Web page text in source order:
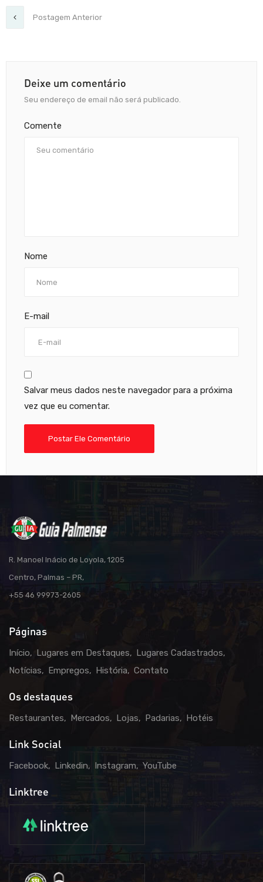
Postagem Anterior
Deixe um comentário
Seu endereço de email não será publicado.
Comente
Nome
E-mail
Salvar meus dados neste navegador para a próxima
vez que eu comentar.
R. Manoel Inácio de Loyola, 1205
Centro, Palmas – PR,
+55 46 99973-2605
Páginas
Início Lugares em Destaques
Lugares Cadastrados
Notícias
Empregos História Contato
Os destaques
Restaurantes Mercados Lojas Padarias Hotéis
Link Social
Facebook Linkedin Instagram YouTube
Linktree